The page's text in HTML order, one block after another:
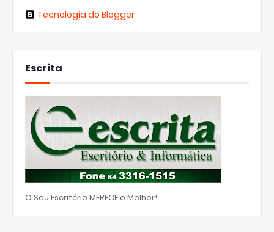
Tecnologia do Blogger
Escrita
O Seu Escritório MERECE o Melhor!